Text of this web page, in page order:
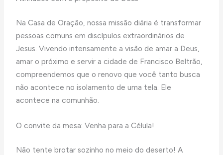
Na Casa de Oração, nossa missão diária é transformar
pessoas comuns em discípulos extraordinários de
Jesus. Vivendo intensamente a visão de amar a Deus,
amar o próximo e servir a cidade de Francisco Beltrão,
compreendemos que o renovo que você tanto busca
não acontece no isolamento de uma tela. Ele
acontece na comunhão.
O convite da mesa: Venha para a Célula!
Não tente brotar sozinho no meio do deserto! A